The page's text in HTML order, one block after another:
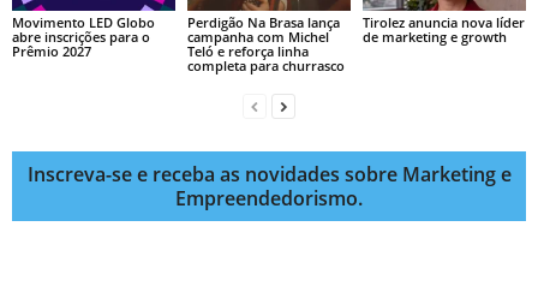
Movimento LED Globo
abre inscrições para o
Prêmio 2027
Perdigão Na Brasa lança
campanha com Michel
Teló e reforça linha
completa para churrasco
Tirolez anuncia nova líder
de marketing e growth
Inscreva-se e receba as novidades sobre Marketing e
Empreendedorismo.